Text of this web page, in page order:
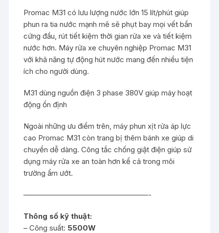
Promac M31 có lưu lượng nước lớn 15 lít/phút giúp
phun ra tia nước mạnh mẽ sẽ phụt bay mọi vết bẩn
cứng đầu, rút tiết kiệm thời gian rửa xe và tiết kiệm
nước hơn. Máy rửa xe chuyên nghiệp Promac M31
với khả năng tự động hút nước mang đến nhiều tiện
ích cho người dùng.
M31 dùng nguồn điện 3 phase 380V giúp máy hoạt
động ổn định
Ngoài những ưu điểm trên, máy phun xịt rửa áp lực
cao Promac M31 còn trang bị thêm bánh xe giúp di
chuyển dễ dàng. Công tắc chống giật điện giúp sử
dụng máy rửa xe an toàn hơn kể cả trong môi
trường ẩm ướt.
—————————————————-
Thông số kỹ thuật:
– Công suất: 5500W